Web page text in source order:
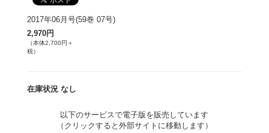
2017年06月号(59巻 07号)
2,970円
（本体2,700円＋
税）
在庫状況 なし
以下のサービスで電子版を販売しています
（クリックすると外部サイトに移動します）